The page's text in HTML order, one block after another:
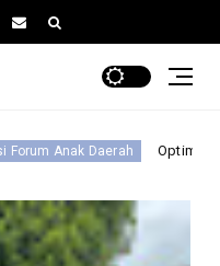
Optimalkan Perlindungan Anak,